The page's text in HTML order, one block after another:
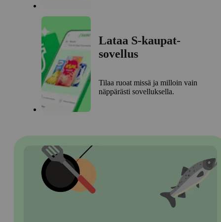
Lataa S-kaupat-
sovellus
Tilaa ruoat missä ja milloin vain
näppärästi sovelluksella.